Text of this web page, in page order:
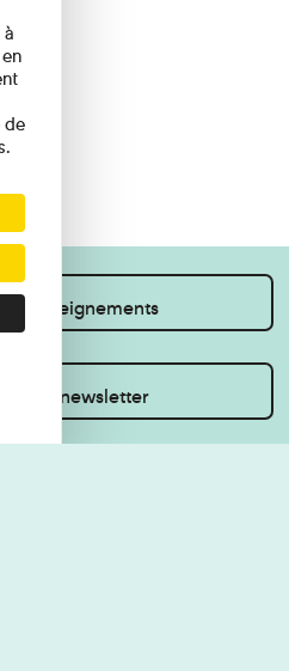
renseignements
à la newsletter
de